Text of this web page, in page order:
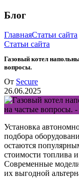
Блог
ГлавнаяСтатьи сайта
Статьи сайта
Газовый котел
вопросы.
От Secure
26.06.2025
Установка
подбора
остаются
стоимости топлива
Современные
их выгодной